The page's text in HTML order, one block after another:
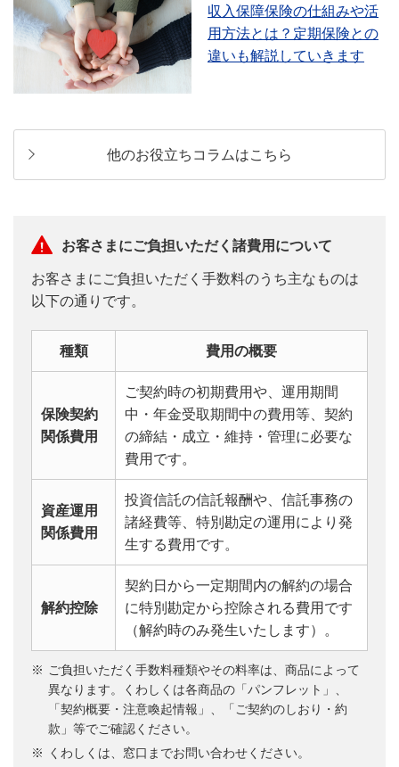
収入保障保険の仕組みや活
用方法とは？定期保険との
違いも解説していきます
他のお役立ちコラムはこちら
お客さまにご負担いただく諸費用について
お客さまにご負担いただく手数料のうち主なものは
以下の通りです。
種類 費用の概要
保険契約
関係費用
ご契約時の初期費用や、運用期間
中・年金受取期間中の費用等、契約
の締結・成立・維持・管理に必要な
費用です。
資産運用
関係費用
投資信託の信託報酬や、信託事務の
諸経費等、特別勘定の運用により発
生する費用です。
解約控除
契約日から一定期間内の解約の場合
に特別勘定から控除される費用です
（解約時のみ発生いたします）。
ご負担いただく手数料種類やその料率は、商品によって
異なります。くわしくは各商品の「パンフレット」、
「契約概要・注意喚起情報」、「ご契約のしおり・約
款」等でご確認ください。
くわしくは、窓口までお問い合わせください。